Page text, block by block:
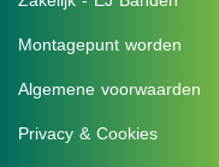
Montagepunt worden
Algemene voorwaarden
Privacy & Cookies